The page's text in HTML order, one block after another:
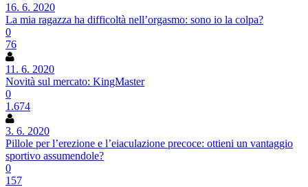
16. 6. 2020
La mia ragazza ha difficoltà nell’orgasmo: sono io la colpa?
0
76
11. 6. 2020
Novità sul mercato: KingMaster
0
1.674
3. 6. 2020
Pillole per l’erezione e l’eiaculazione precoce: ottieni un vantaggio
sportivo assumendole?
0
157